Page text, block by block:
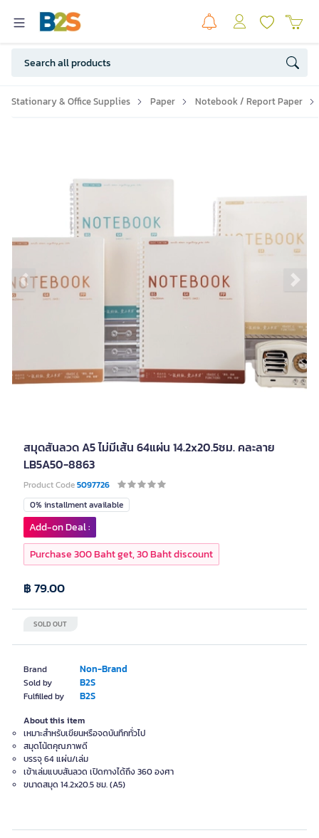
Stationary & Office Supplies Paper Notebook / Report Paper
Previous slide
สมุดสันลวด A5 ไม่มีเส้น 64แผ่น 14.2x20.5ซม. คละลาย
LB5A50-8863
Product Code5097726
Brand Non-Brand
Sold by B2S
Fulfilled by B2S
0% installment available
SOLD OUT
฿ 79.00
Add-on Deal :
Purchase 300 Baht get, 30 Baht discount
About this item
เหมาะสำหรับเขียนหรือจดบันทึกทั่วไป
สมุดโน้ตคุณภาพดี
บรรจุ 64 แผ่น/เล่ม
เข้าเล่มแบบสันลวด เปิดกางได้ถึง 360 องศา
ขนาดสมุด 14.2x20.5 ซม. (A5)